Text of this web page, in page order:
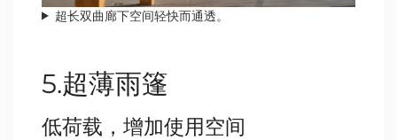
超长双曲廊下空间轻快而通透。
5.超薄雨篷
低荷载，增加使用空间